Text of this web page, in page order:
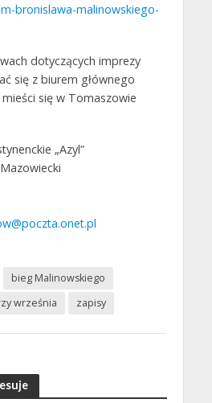
bronislawa-malinowskiego-
dotyczących imprezy
się z biurem głównego
się w Tomaszowie
„Azyl”
bieg Malinowskiego
września
zapisy